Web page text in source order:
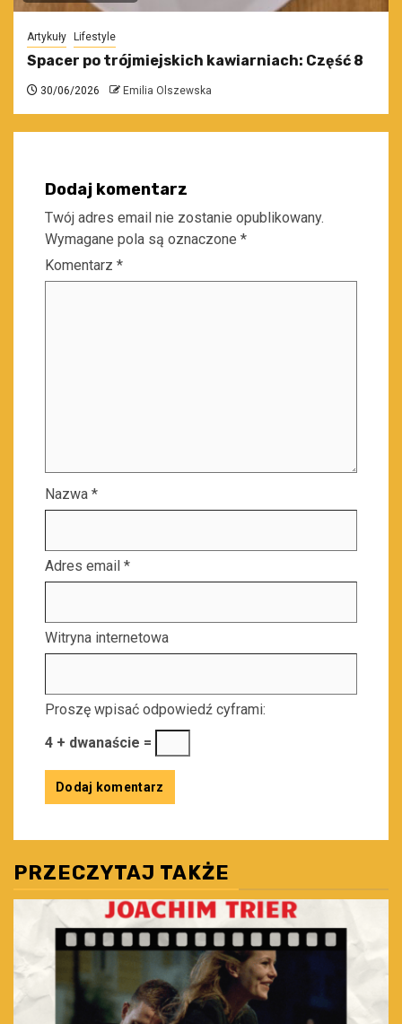
Artykuły Lifestyle
Spacer po trójmiejskich kawiarniach: Część 8
30/06/2026 Emilia Olszewska
Dodaj komentarz
Twój adres email nie zostanie opublikowany.
Wymagane pola są oznaczone *
Komentarz *
Nazwa *
Adres email *
Witryna internetowa
Proszę wpisać odpowiedź cyframi:
4 + dwanaście =
PRZECZYTAJ TAKŻE